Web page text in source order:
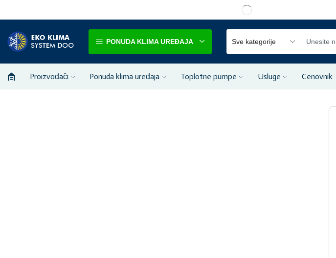
PONUDA KLIMA UREĐAJA
Proizvođači Ponuda klima uređaja Toplotne pumpe Usluge Cenovnik